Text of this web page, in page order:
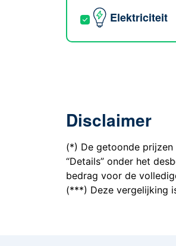
Elektriciteit
Disclaimer
(*) De getoonde
“Details” onder het
bedrag voor de
(***) Deze vergelijking